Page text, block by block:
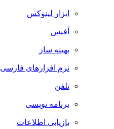
ابزار لینوکس
آفیس
بهینه ساز
نرم افزارهای فارسی
تلفن
برنامه نویسی
بازیابی اطلاعات